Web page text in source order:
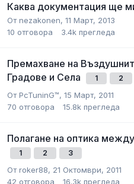
Каква документация ще
Отnezakonen, 11 Март, 2013
10 отговора 3.4k прегледа
Премахване на
Градове и Села
1 2
ОтPcTuninG™, 15 Март, 2011
70 отговора 15.8k прегледа
Полагане на оптика
1 2 3
Отroker88, 21 Октомври, 2011
42 отговора 16.3k прегледа